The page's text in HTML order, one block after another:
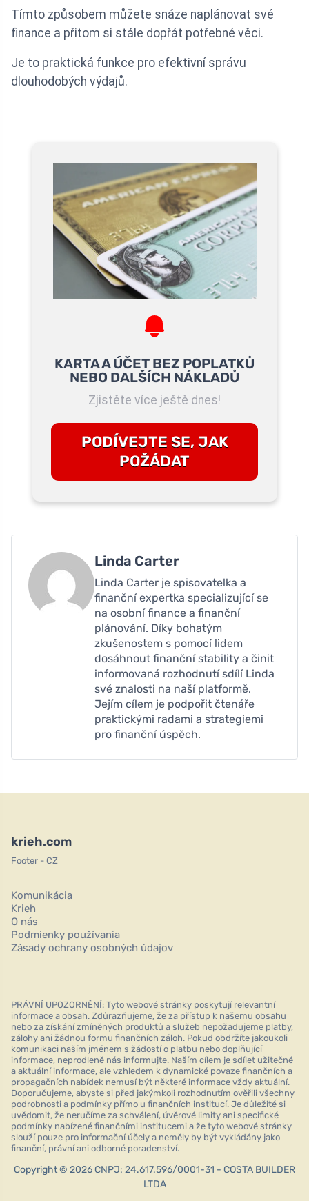
Tímto způsobem můžete snáze naplánovat své
finance a přitom si stále dopřát potřebné věci.
Je to praktická funkce pro efektivní správu
dlouhodobých výdajů.
KARTA A ÚČET BEZ POPLATKŮ
NEBO DALŠÍCH NÁKLADŮ
Zjistěte více ještě dnes!
PODÍVEJTE SE, JAK
POŽÁDAT
Linda Carter
Linda Carter je spisovatelka a
finanční expertka specializující se
na osobní finance a finanční
plánování. Díky bohatým
zkušenostem s pomocí lidem
dosáhnout finanční stability a činit
informovaná rozhodnutí sdílí Linda
své znalosti na naší platformě.
Jejím cílem je podpořit čtenáře
praktickými radami a strategiemi
pro finanční úspěch.
krieh.com
Footer - CZ
Komunikácia
Krieh
O nás
Podmienky používania
Zásady ochrany osobných údajov
PRÁVNÍ UPOZORNĚNÍ: Tyto webové stránky poskytují relevantní
informace a obsah. Zdůrazňujeme, že za přístup k našemu obsahu
nebo za získání zmíněných produktů a služeb nepožadujeme platby,
zálohy ani žádnou formu finančních záloh. Pokud obdržíte jakoukoli
komunikaci naším jménem s žádostí o platbu nebo doplňující
informace, neprodleně nás informujte. Naším cílem je sdílet užitečné
a aktuální informace, ale vzhledem k dynamické povaze finančních a
propagačních nabídek nemusí být některé informace vždy aktuální.
Doporučujeme, abyste si před jakýmkoli rozhodnutím ověřili všechny
podrobnosti a podmínky přímo u finančních institucí. Je důležité si
uvědomit, že neručíme za schválení, úvěrové limity ani specifické
podmínky nabízené finančními institucemi a že tyto webové stránky
slouží pouze pro informační účely a neměly by být vykládány jako
finanční, právní ani odborné poradenství.
Copyright © 2026 CNPJ: 24.617.596/0001-31 - COSTA BUILDER
LTDA